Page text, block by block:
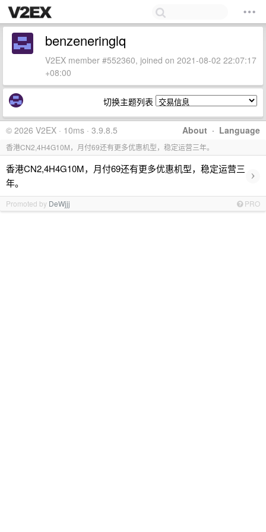
benzeneringlq
V2EX member #552360, joined on 2021-08-02 22:07:17
+08:00
切换主题列表
About · Language
© 2026 V2EX · 10ms · 3.9.8.5
香港CN2,4H4G10M，月付69还有更多优惠机型，稳定运营三年。
香港CN2,4H4G10M，月付69还有更多优惠机型，稳定运营三
年。
›
Promoted by DeWjjj PRO